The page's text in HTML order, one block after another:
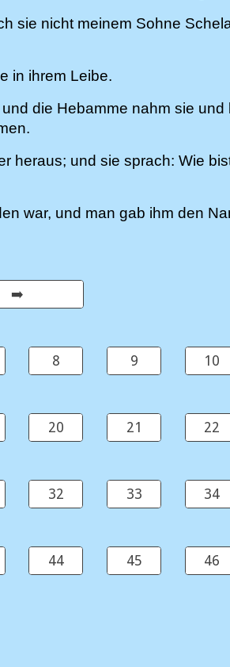
sie nicht meinem Sohne
in ihrem Leibe.
die Hebamme nahm sie und
heraus; und sie sprach: Wie
war, und man gab ihm den
➡️
8 9 10
20 21 22
32 33 34
44 45 46